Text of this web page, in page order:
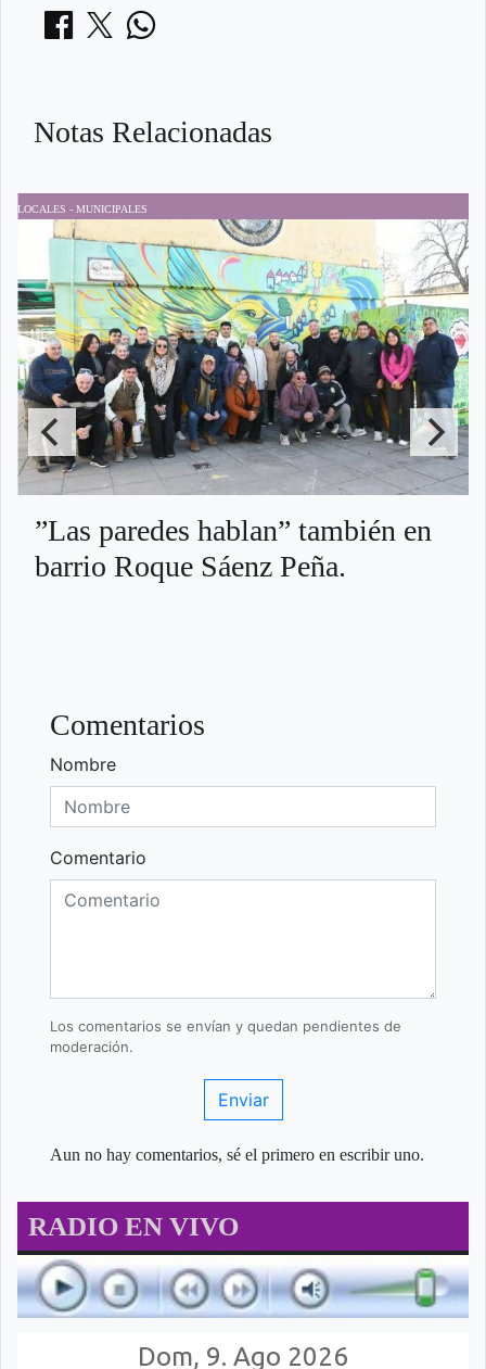
Notas Relacionadas
LOCALES - MUNICIPALES
”Las paredes hablan” también en
barrio Roque Sáenz Peña.
Comentarios
Nombre
Comentario
Los comentarios se envían y quedan pendientes de
moderación.
Enviar
Aun no hay comentarios, sé el primero en escribir uno.
RADIO EN VIVO